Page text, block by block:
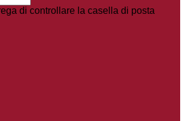
di controllare la casella di posta